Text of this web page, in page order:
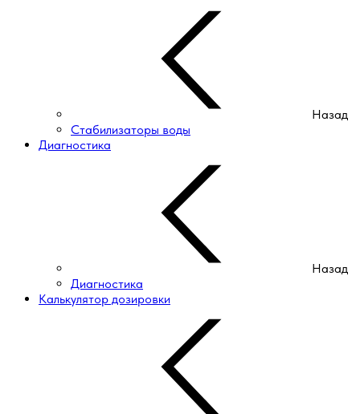
Назад
Стабилизаторы воды
Диагностика
Назад
Диагностика
Калькулятор дозировки